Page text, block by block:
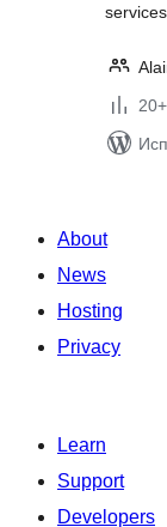
services
About
News
Hosting
Privacy
Learn
Support
Developers